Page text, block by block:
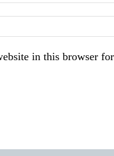
in this browser